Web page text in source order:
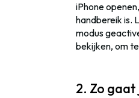
iPhone
handbereik is.
modus
bekijken, om
2. Zo